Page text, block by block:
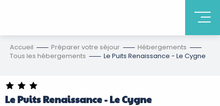
Accueil Préparer votre séjour
Hébergements
Tous les hébergements
Le Puits Renaissance - Le Cygne
Le Puits Renaissance - Le Cygne